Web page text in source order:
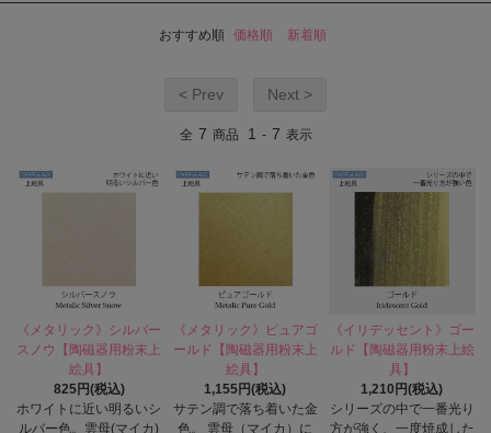
おすすめ順 価格順 新着順
< Prev Next >
全 7 商品 1 - 7 表示
《メタリック》シルバー
スノウ【陶磁器用粉末上
絵具】
825円(税込)
ホワイトに近い明るいシ
ルバー色。雲母(マイカ)
《メタリック》ピュアゴ
ールド【陶磁器用粉末上
絵具】
1,155円(税込)
サテン調で落ち着いた金
色。 雲母（マイカ）に
《イリデッセント》ゴー
ルド【陶磁器用粉末上絵
具】
1,210円(税込)
シリーズの中で一番光り
方が強く、一度焼成した